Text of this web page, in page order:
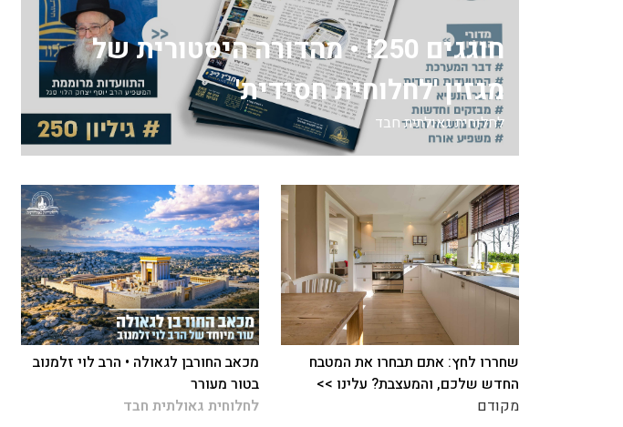
חוגגים 250! • מהדורה היסטורית של
מגזין 'לחלוחית חסידית'
לחלוחית גאולתית חבד
שחררו לחץ: אתם תבחרו את המטבח
החדש שלכם, והמעצבת? עלינו >>
מקודם
מכאב החורבן לגאולה • הרב לוי זלמנוב
בטור מעורר
לחלוחית גאולתית חבד